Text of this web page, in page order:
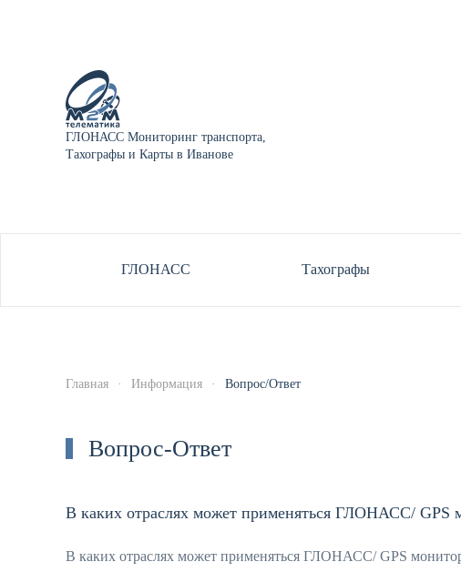
ГЛОНАСС Мониторинг транспорта,
Тахографы и Карты в Иванове
ГЛОНАСС Тахографы
Главная Информация Вопрос/Ответ
Вопрос-Ответ
В каких отраслях может применяться ГЛОНАСС/ GPS
В каких отраслях может применяться ГЛОНАСС/ GPS